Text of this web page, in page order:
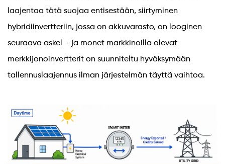
laajentaa tätä suojaa entisestään, siirtyminen
hybridiinvertteriin, jossa on akkuvarasto, on looginen
seuraava askel – ja monet markkinoilla olevat
merkkijonoinvertterit on suunniteltu hyväksymään
tallennuslaajennus ilman järjestelmän täyttä vaihtoa.